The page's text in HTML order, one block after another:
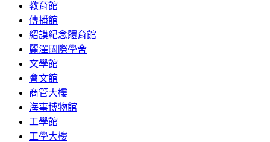
教育館
傳播館
紹謨紀念體育館
麗澤國際學舍
文學館
會文館
商管大樓
海事博物館
工學館
工學大樓